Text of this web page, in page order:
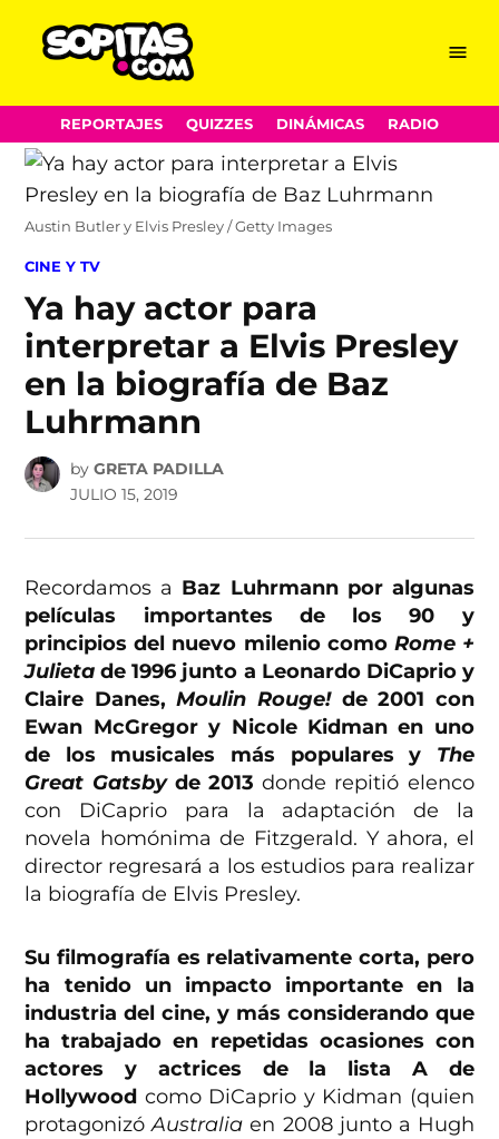
Skip
to
content
Menu
REPORTAJES QUIZZES DINÁMICAS RADIO
Austin Butler y Elvis Presley / Getty Images
POSTED
CINE Y TV
Ya hay actor para
interpretar a Elvis Presley
en la biografía de Baz
Luhrmann
by GRETA PADILLA
JULIO 15, 2019
Recordamos a Baz Luhrmann por algunas
películas importantes de los 90 y
principios del nuevo milenio como Rome +
Julieta de 1996 junto a Leonardo DiCaprio y
Claire Danes,Moulin Rouge!de 2001 con
Ewan McGregor y Nicole Kidman en uno
de los musicales más populares y The
Great Gatsbyde 2013 donde repitió elenco
con DiCaprio para la adaptación de la
novela homónima de Fitzgerald. Y ahora, el
director regresará a los estudios para realizar
la biografía de Elvis Presley.
Su filmografía es relativamente corta, pero
ha tenido un impacto importante en la
industria del cine, y más considerando que
ha trabajado en repetidas ocasiones con
actores y actrices de la lista A de
Hollywood como DiCaprio y Kidman (quien
protagonizóAustralia en 2008 junto a Hugh